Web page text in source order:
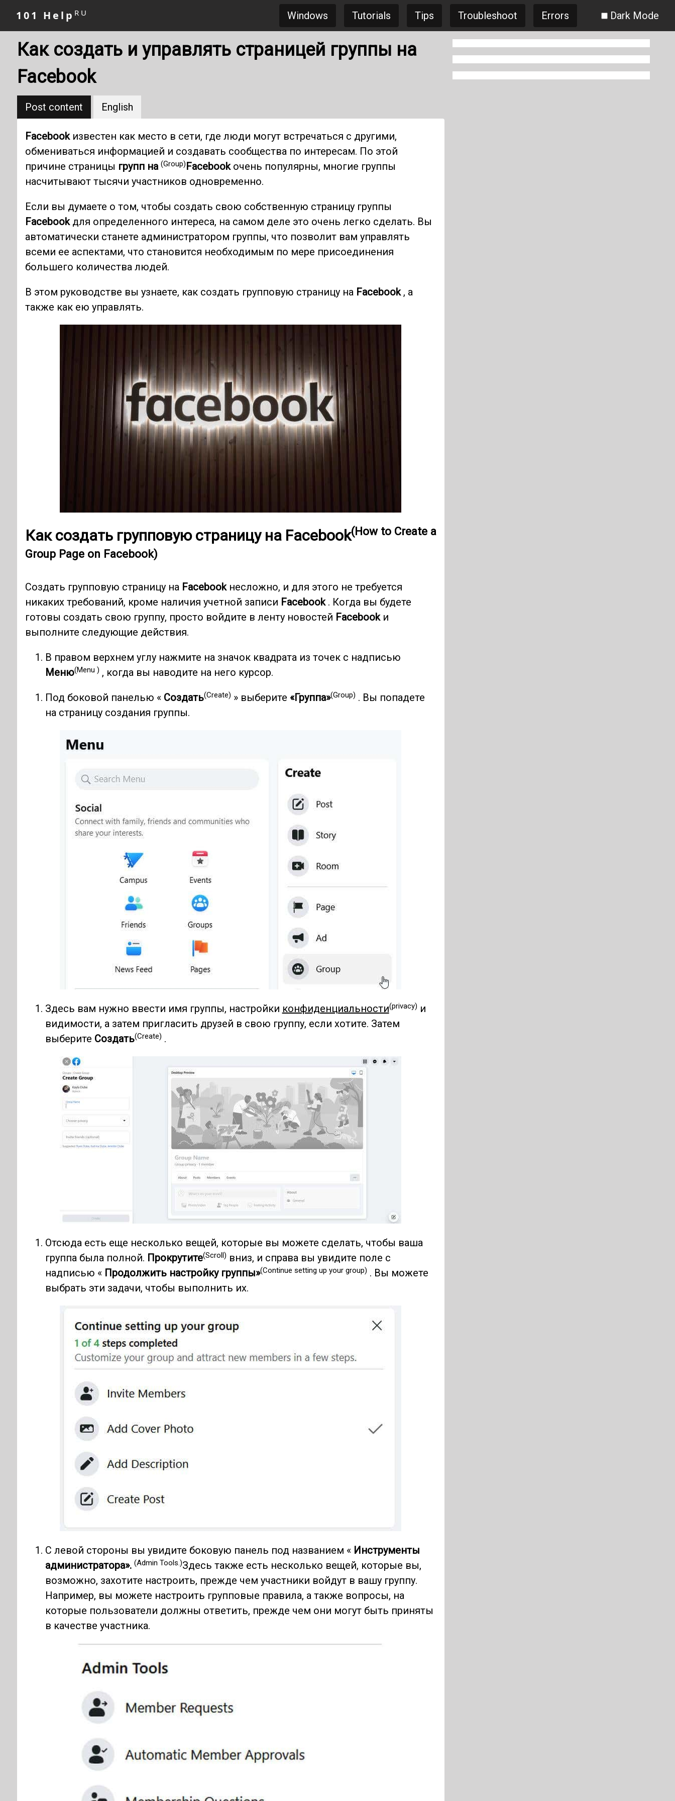
101 Help RU Windows Tutorials Tips Troubleshoot Errors Dark Mode
Как создать и управлять страницей группы на
Facebook
Post content English
Facebookизвестен как место в сети, где люди могут встречаться с другими,
обмениваться информацией и создавать сообщества по интересам. По этой
причине страницы групп на (Group)Facebookочень популярны, многие группы
насчитывают тысячи участников одновременно.
Если вы думаете о том, чтобы создать свою собственную страницу группы
Facebookдля определенного интереса, на самом деле это очень легко сделать. Вы
автоматически станете администратором группы, что позволит вам управлять
всеми ее аспектами, что становится необходимым по мере присоединения
большего количества людей.
В этом руководстве вы узнаете, как создать групповую страницу на Facebook, а
также как ею управлять.
Как создать групповую страницу на Facebook(How to Create a
Group Page on Facebook)
Создать групповую страницу на Facebookнесложно, и для этого не требуется
никаких требований, кроме наличия учетной записи Facebook. Когда вы будете
готовы создать свою группу, просто войдите в ленту новостей Facebookи
выполните следующие действия.
В правом верхнем углу нажмите на значок квадрата из точек с надписью
Меню(Menu ) , когда вы наводите на него курсор.
Под боковой панелью « Создать(Create) » выберите «Группа»(Group) . Вы попадете
на страницу создания группы.
Здесь вам нужно ввести имя группы, настройки конфиденциальности(privacy) и
видимости, а затем пригласить друзей в свою группу, если хотите. Затем
выберите Создать(Create) .
Отсюда есть еще несколько вещей, которые вы можете сделать, чтобы ваша
группа была полной. Прокрутите(Scroll) вниз, и справа вы увидите поле с
надписью « Продолжить настройку группы»(Continue setting up your group) . Вы можете
выбрать эти задачи, чтобы выполнить их.
С левой стороны вы увидите боковую панель под названием « Инструменты
администратора». (Admin Tools.)Здесь также есть несколько вещей, которые вы,
возможно, захотите настроить, прежде чем участники войдут в вашу группу.
Например, вы можете настроить групповые правила, а также вопросы, на
которые пользователи должны ответить, прежде чем они могут быть приняты
в качестве участника.